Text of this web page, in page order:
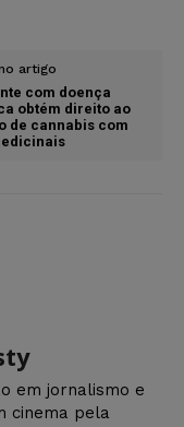
artigo
com doença
obtém direito ao
de cannabis com
em jornalismo e
cinema pela